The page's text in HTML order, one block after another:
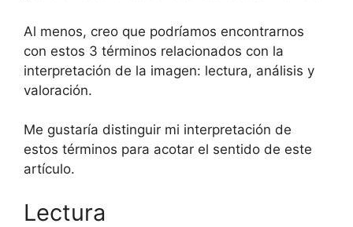
Al menos, creo que podríamos encontrarnos
con estos 3 términos relacionados con la
interpretación de la imagen: lectura, análisis y
valoración.
Me gustaría distinguir mi interpretación de
estos términos para acotar el sentido de este
artículo.
Lectura